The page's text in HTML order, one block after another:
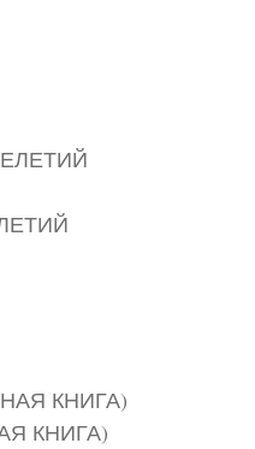
КНИГА)